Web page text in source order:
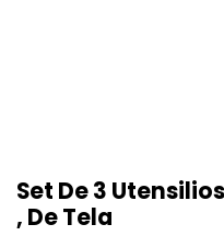
Set De 3
, De Tela